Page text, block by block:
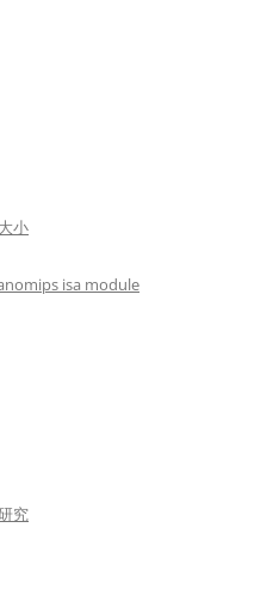
小
isa module
究